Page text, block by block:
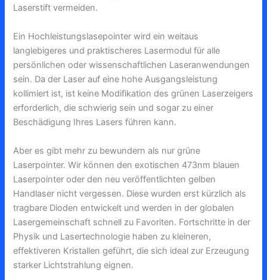
Laserstift vermeiden.
Ein Hochleistungslasepointer wird ein weitaus
langlebigeres und praktischeres Lasermodul für alle
persönlichen oder wissenschaftlichen Laseranwendungen
sein. Da der Laser auf eine hohe Ausgangsleistung
kollimiert ist, ist keine Modifikation des grünen Laserzeigers
erforderlich, die schwierig sein und sogar zu einer
Beschädigung Ihres Lasers führen kann.
Aber es gibt mehr zu bewundern als nur grüne
Laserpointer. Wir können den exotischen 473nm blauen
Laserpointer oder den neu veröffentlichten gelben
Handlaser nicht vergessen. Diese wurden erst kürzlich als
tragbare Dioden entwickelt und werden in der globalen
Lasergemeinschaft schnell zu Favoriten. Fortschritte in der
Physik und Lasertechnologie haben zu kleineren,
effektiveren Kristallen geführt, die sich ideal zur Erzeugung
starker Lichtstrahlung eignen.